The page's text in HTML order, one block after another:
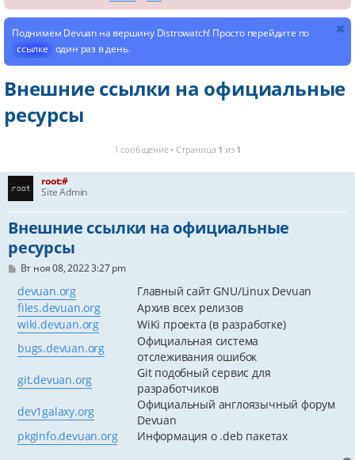
Поднимем Devuan на вершину Distrowatch! Просто перейдите по
ссылке один раз в день.
Внешние ссылки на официальные
ресурсы
1 сообщение • Страница 1 из 1
root:#
Site Admin
Внешние ссылки на официальные
ресурсы
С
о
б
щ
е
н
и
е
Вт ноя 08, 2022 3:27 pm
devuan.org
Главный сайт GNU/Linux Devuan
files.devuan.org
Архив всех релизов
wiki.devuan.org
WiKi проекта (в разработке)
bugs.devuan.org
Официальная система
отслеживания ошибок
git.devuan.org
Git подобный сервис для
разработчиков
dev1galaxy.org
Официальный англоязычный форум
Devuan
pkginfo.devuan.org
Информация о .deb пакетах